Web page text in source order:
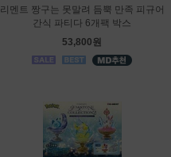
리멘트 짱구는 못말려 듬뿍 만족 피규어
간식 파티다 6개팩 박스
53,800원